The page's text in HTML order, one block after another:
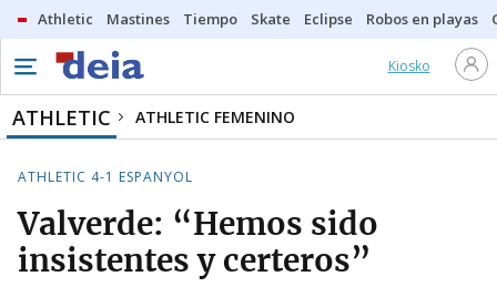
Athletic Mastines Tiempo Skate Eclipse Robos en playas
Kiosko
ATHLETIC ATHLETIC FEMENINO
ATHLETIC 4-1 ESPANYOL
Valverde: “Hemos sido
insistentes y certeros”